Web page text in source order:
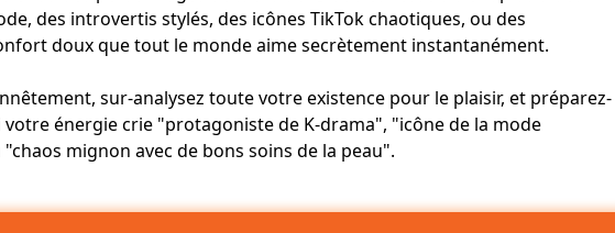
des introvertis stylés, des icônes TikTok chaotiques, ou des
doux que tout le monde aime secrètement instantanément.
sur-analysez toute votre existence pour le plaisir, et préparez-
énergie crie "protagoniste de K-drama", "icône de la mode
mignon avec de bons soins de la peau".